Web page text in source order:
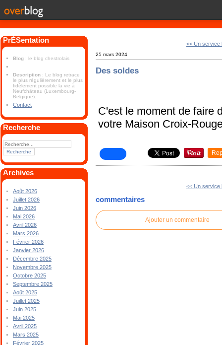
PrÉSentation
Blog : le blog chestrolais
Description : Le blog retrace
le plus régulièrement et le plus
fidèlement possible la vie à
Neufchâteau (Luxembourg-
Belgique).
Contact
Recherche
Archives
Août 2026
Juillet 2026
Juin 2026
Mai 2026
Avril 2026
Mars 2026
Février 2026
Janvier 2026
Décembre 2025
Novembre 2025
Octobre 2025
Septembre 2025
Août 2025
Juillet 2025
Juin 2025
Mai 2025
Avril 2025
Mars 2025
Février 2025
<< Un service
25 mars 2024
Des soldes
C'est le moment de faire
votre Maison Croix-
<< Un service
commentaires
Ajouter un commentaire